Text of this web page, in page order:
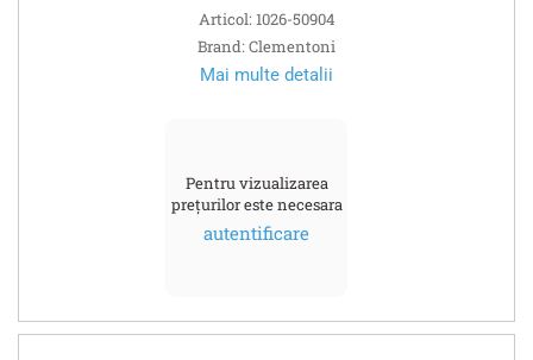
Articol: 1026-50904
Brand: Clementoni
Mai multe detalii
Pentru vizualizarea
prețurilor este necesara
autentificare